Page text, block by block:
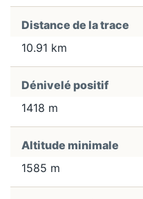
Distance de la trace
10.91 km
Dénivelé positif
1418 m
Altitude minimale
1585 m